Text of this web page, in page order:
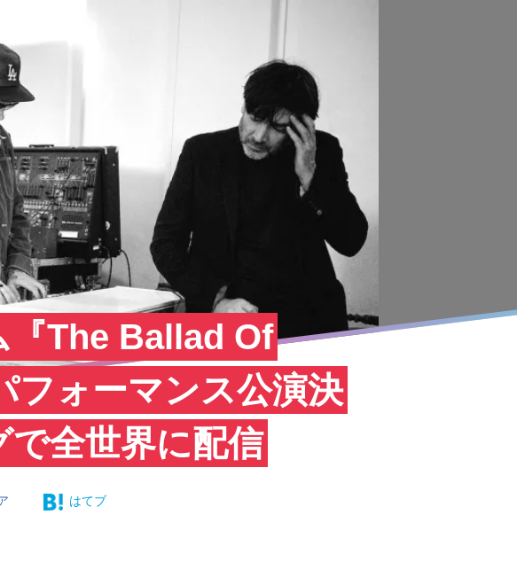
The Ballad Of
フォーマンス公演決
全世界に配信
はてブ